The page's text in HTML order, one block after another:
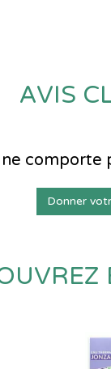
AVIS
comporte
Donner